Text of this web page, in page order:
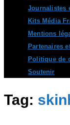
Journalistes
Kits Média
Mentions
Partenaires
Politique de
Soutenir
Tag: